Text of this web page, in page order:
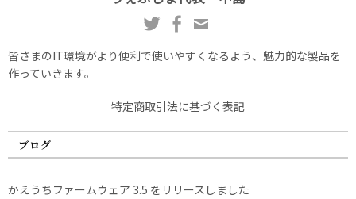
皆さまのIT環境がより便利で使いやすくなるよう、魅力的な製品を
作っていきます。
特定商取引法に基づく表記
ブログ
かえうちファームウェア 3.5 をリリースしました